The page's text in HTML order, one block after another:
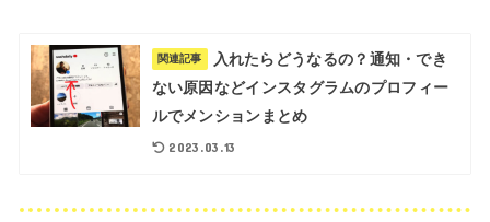
関連記事
入れたらどうなるの？通知・でき
ない原因などインスタグラムのプロフィー
ルでメンションまとめ
2023.03.13